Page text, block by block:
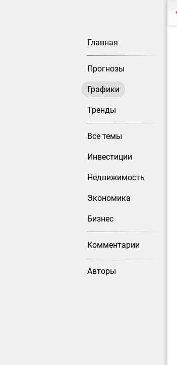
Главная
Прогнозы
Графики
Тренды
Все темы
Инвестиции
Недвижимость
Экономика
Бизнес
Комментарии
Авторы